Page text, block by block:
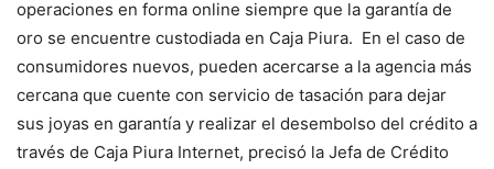
operaciones en forma online siempre que la garantía de
oro se encuentre custodiada en Caja Piura. En el caso de
consumidores nuevos, pueden acercarse a la agencia más
cercana que cuente con servicio de tasación para dejar
sus joyas en garantía y realizar el desembolso del crédito a
través de Caja Piura Internet, precisó la Jefa de Crédito